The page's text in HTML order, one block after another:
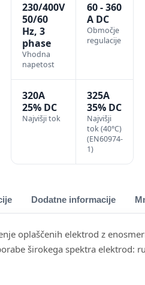
230/400V
50/60
Hz, 3
phase
Vhodna
napetost
60 - 360
A DC
Območje
regulacije
320A
25% DC
Najvišji tok
325A
35% DC
Najvišji
tok (40°C)
(EN60974-
1)
Dodatne informacije
oplaščenih elektrod z
širokega spektra elektrod: